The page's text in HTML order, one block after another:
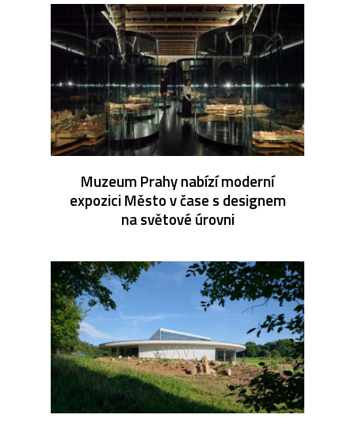
Muzeum Prahy nabízí moderní
expozici Město v čase s designem
na světové úrovni